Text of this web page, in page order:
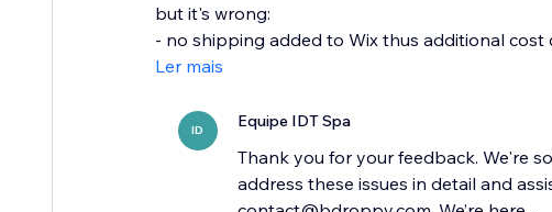
but it's wrong:
- no shipping added to Wix thus additional cost
Ler mais
ID Equipe IDT Spa
Thank you for your feedback. We're
address these issues in detail and